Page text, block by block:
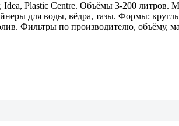
Plastic Centre. Объёмы 3-200 литров.
для воды, вёдра, тазы. Формы:
Фильтры по производителю, объёму,